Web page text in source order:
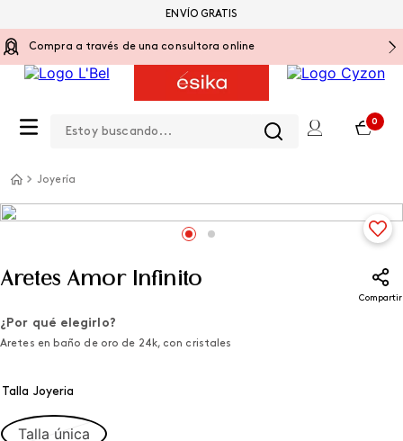
Compra a través de una consultora online
0
ENVÍO GRATIS
Joyería
Aretes Amor Infinito
Compartir
¿Por qué elegirlo?
Aretes en baño de oro de 24k, con cristales
Talla Joyeria
Talla única